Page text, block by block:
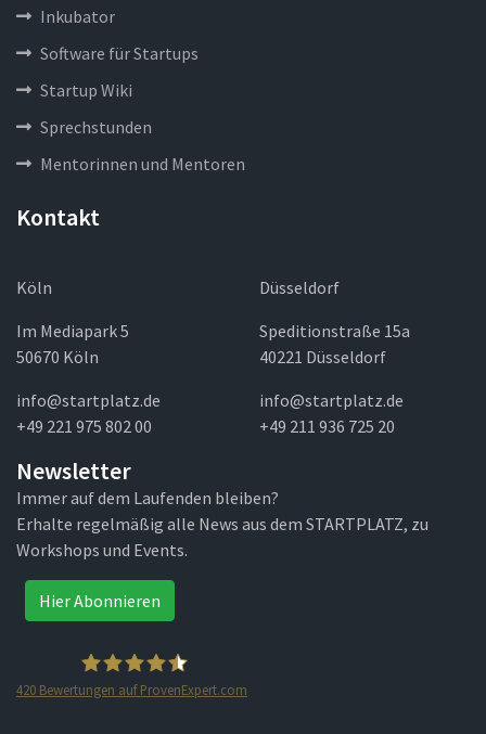
Inkubator
Software für Startups
Startup Wiki
Sprechstunden
Mentorinnen und Mentoren
Kontakt
Köln
Im Mediapark 5
50670 Köln
info@startplatz.de
+49 221 975 802 00
Düsseldorf
Speditionstraße 15a
40221 Düsseldorf
info@startplatz.de
+49 211 936 725 20
Newsletter
Immer auf dem Laufenden bleiben?
Erhalte regelmäßig alle News aus dem STARTPLATZ, zu
Workshops und Events.
Hier Abonnieren
420 Bewertungen auf ProvenExpert.com